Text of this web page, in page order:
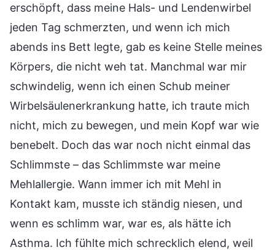
erschöpft, dass meine Hals- und Lendenwirbel
jeden Tag schmerzten, und wenn ich mich
abends ins Bett legte, gab es keine Stelle meines
Körpers, die nicht weh tat. Manchmal war mir
schwindelig, wenn ich einen Schub meiner
Wirbelsäulenerkrankung hatte, ich traute mich
nicht, mich zu bewegen, und mein Kopf war wie
benebelt. Doch das war noch nicht einmal das
Schlimmste – das Schlimmste war meine
Mehlallergie. Wann immer ich mit Mehl in
Kontakt kam, musste ich ständig niesen, und
wenn es schlimm war, war es, als hätte ich
Asthma. Ich fühlte mich schrecklich elend, weil